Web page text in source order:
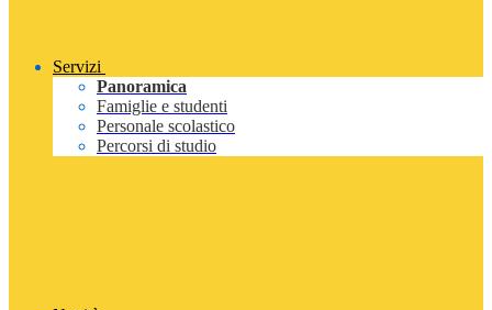
Servizi
Panoramica
Famiglie e studenti
Personale scolastico
Percorsi di studio